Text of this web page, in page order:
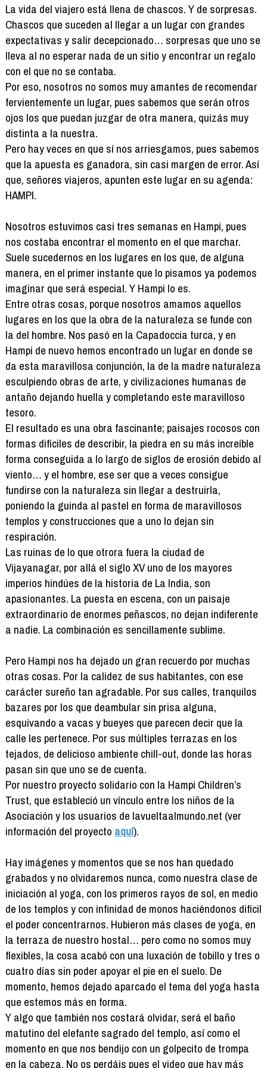
La vida del viajero está llena de chascos. Y de sorpresas.
Chascos que suceden al llegar a un lugar con grandes
expectativas y salir decepcionado… sorpresas que uno se
lleva al no esperar nada de un sitio y encontrar un regalo
con el que no se contaba.
Por eso, nosotros no somos muy amantes de recomendar
fervientemente un lugar, pues sabemos que serán otros
ojos los que puedan juzgar de otra manera, quizás muy
distinta a la nuestra.
Pero hay veces en que sí nos arriesgamos, pues sabemos
que la apuesta es ganadora, sin casi margen de error. Así
que, señores viajeros, apunten este lugar en su agenda:
HAMPI.
Nosotros estuvimos casi tres semanas en Hampi, pues
nos costaba encontrar el momento en el que marchar.
Suele sucedernos en los lugares en los que, de alguna
manera, en el primer instante que lo pisamos ya podemos
imaginar que será especial. Y Hampi lo es.
Entre otras cosas, porque nosotros amamos aquellos
lugares en los que la obra de la naturaleza se funde con
la del hombre. Nos pasó en la Capadoccia turca, y en
Hampi de nuevo hemos encontrado un lugar en donde se
da esta maravillosa conjunción, la de la madre naturaleza
esculpiendo obras de arte, y civilizaciones humanas de
antaño dejando huella y completando este maravilloso
tesoro.
El resultado es una obra fascinante; paisajes rocosos con
formas difíciles de describir, la piedra en su más increíble
forma conseguida a lo largo de siglos de erosión debido al
viento… y el hombre, ese ser que a veces consigue
fundirse con la naturaleza sin llegar a destruirla,
poniendo la guinda al pastel en forma de maravillosos
templos y construcciones que a uno lo dejan sin
respiración.
Las ruinas de lo que otrora fuera la ciudad de
Vijayanagar, por allá el siglo XV uno de los mayores
imperios hindúes de la historia de La India, son
apasionantes. La puesta en escena, con un paisaje
extraordinario de enormes peñascos, no dejan indiferente
a nadie. La combinación es sencillamente sublime.
Pero Hampi nos ha dejado un gran recuerdo por muchas
otras cosas. Por la calidez de sus habitantes, con ese
carácter sureño tan agradable. Por sus calles, tranquilos
bazares por los que deambular sin prisa alguna,
esquivando a vacas y bueyes que parecen decir que la
calle les pertenece. Por sus múltiples terrazas en los
tejados, de delicioso ambiente chill-out, donde las horas
pasan sin que uno se de cuenta.
Por nuestro proyecto solidario con la Hampi Children’s
Trust, que estableció un vínculo entre los niños de la
Asociación y los usuarios de lavueltaalmundo.net (ver
información del proyecto aquí).
Hay imágenes y momentos que se nos han quedado
grabados y no olvidaremos nunca, como nuestra clase de
iniciación al yoga, con los primeros rayos de sol, en medio
de los templos y con infinidad de monos haciéndonos difícil
el poder concentrarnos. Hubieron más clases de yoga, en
la terraza de nuestro hostal… pero como no somos muy
flexibles, la cosa acabó con una luxación de tobillo y tres o
cuatro días sin poder apoyar el pie en el suelo. De
momento, hemos dejado aparcado el tema del yoga hasta
que estemos más en forma.
Y algo que también nos costará olvidar, será el baño
matutino del elefante sagrado del templo, así como el
momento en que nos bendijo con un golpecito de trompa
en la cabeza. No os perdáis pues el video que hay más